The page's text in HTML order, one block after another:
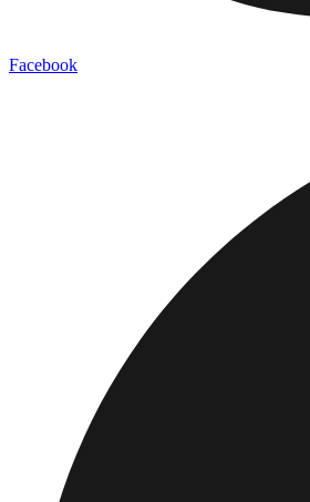
Facebook